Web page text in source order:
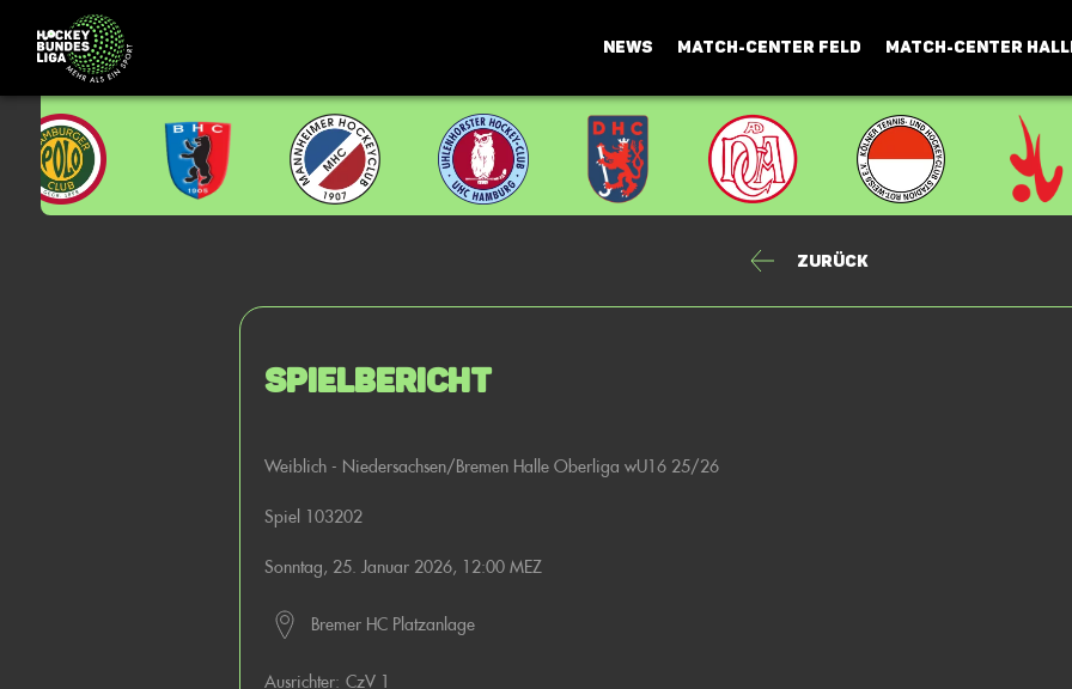
NEWS MATCH-CENTER FELD MATCH-CENTER
Zurück
Spielbericht
Weiblich - Niedersachsen/Bremen Halle Oberliga wU16 25/26
Spiel 103202
Sonntag, 25. Januar 2026, 12:00 MEZ
Bremer HC Platzanlage
Ausrichter: CzV 1